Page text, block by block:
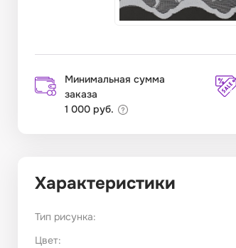
Минимальная сумма
заказа
1 000 руб.
Характеристики
Тип рисунка:
Цвет: